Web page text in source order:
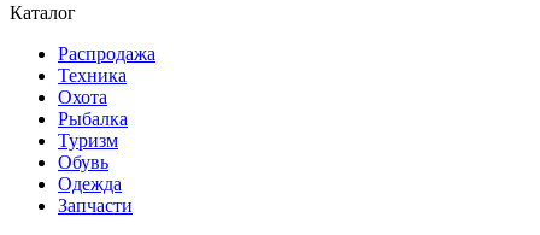
Каталог
Распродажа
Техника
Охота
Рыбалка
Туризм
Обувь
Одежда
Запчасти